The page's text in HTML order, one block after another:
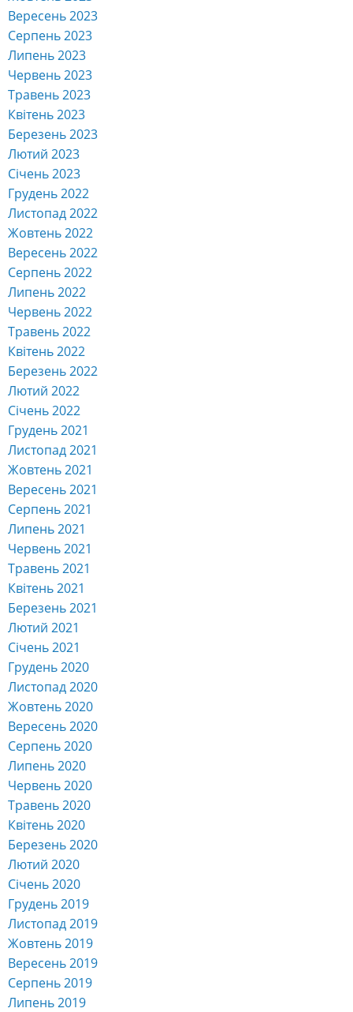
Вересень 2023
Серпень 2023
Липень 2023
Червень 2023
Травень 2023
Квітень 2023
Березень 2023
Лютий 2023
Січень 2023
Грудень 2022
Листопад 2022
Жовтень 2022
Вересень 2022
Серпень 2022
Липень 2022
Червень 2022
Травень 2022
Квітень 2022
Березень 2022
Лютий 2022
Січень 2022
Грудень 2021
Листопад 2021
Жовтень 2021
Вересень 2021
Серпень 2021
Липень 2021
Червень 2021
Травень 2021
Квітень 2021
Березень 2021
Лютий 2021
Січень 2021
Грудень 2020
Листопад 2020
Жовтень 2020
Вересень 2020
Серпень 2020
Липень 2020
Червень 2020
Травень 2020
Квітень 2020
Березень 2020
Лютий 2020
Січень 2020
Грудень 2019
Листопад 2019
Жовтень 2019
Вересень 2019
Серпень 2019
Липень 2019